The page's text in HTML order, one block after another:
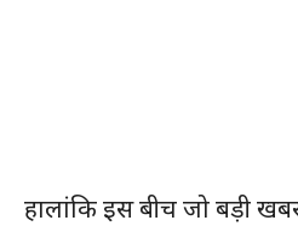
हालांकि इस बीच जो बड़ी